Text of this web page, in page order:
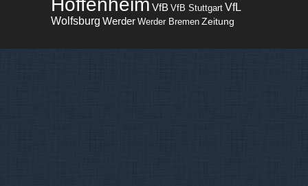
Hoffenheim VfB VfB Stuttgart VfL
Wolfsburg Werder Werder Bremen Zeitung